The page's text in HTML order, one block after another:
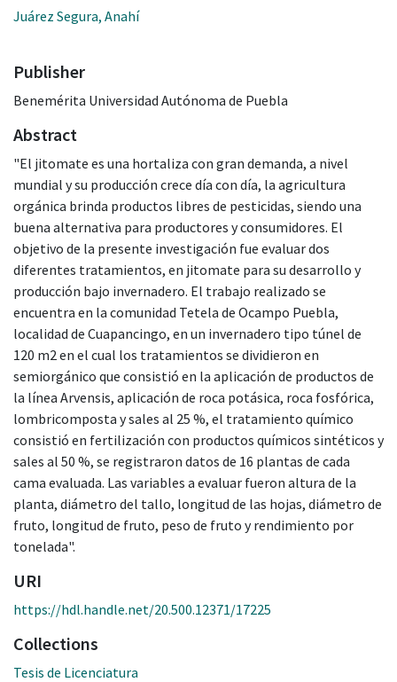
Juárez Segura, Anahí
Publisher
Benemérita Universidad Autónoma de Puebla
Abstract
"El jitomate es una hortaliza con gran demanda, a nivel
mundial y su producción crece día con día, la agricultura
orgánica brinda productos libres de pesticidas, siendo una
buena alternativa para productores y consumidores. El
objetivo de la presente investigación fue evaluar dos
diferentes tratamientos, en jitomate para su desarrollo y
producción bajo invernadero. El trabajo realizado se
encuentra en la comunidad Tetela de Ocampo Puebla,
localidad de Cuapancingo, en un invernadero tipo túnel de
120 m2 en el cual los tratamientos se dividieron en
semiorgánico que consistió en la aplicación de productos de
la línea Arvensis, aplicación de roca potásica, roca fosfórica,
lombricomposta y sales al 25 %, el tratamiento químico
consistió en fertilización con productos químicos sintéticos y
sales al 50 %, se registraron datos de 16 plantas de cada
cama evaluada. Las variables a evaluar fueron altura de la
planta, diámetro del tallo, longitud de las hojas, diámetro de
fruto, longitud de fruto, peso de fruto y rendimiento por
tonelada".
URI
https://hdl.handle.net/20.500.12371/17225
Collections
Tesis de Licenciatura